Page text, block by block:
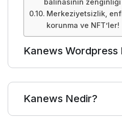
balinasının
Merkeziyetsizlik,
korunma ve NFT’ler!
Kanews Wordpress
Kanews Nedir?